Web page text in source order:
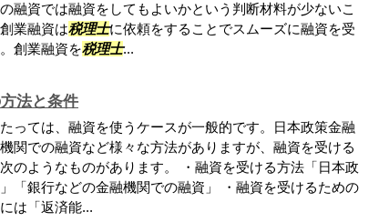
融資では融資をしてもよいかという判断材料が少ないこ
業融資は税理士に依頼をすることでスムーズに融資を受
創業融資を税理士...
法と条件
っては、融資を使うケースが一般的です。日本政策金融
関での融資など様々な方法がありますが、融資を受ける
のようなものがあります。 ・融資を受ける方法「日本政
「銀行などの金融機関での融資」 ・融資を受けるための
は「返済能...